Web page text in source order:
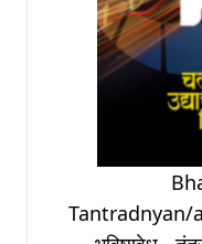
Tantradnyan/